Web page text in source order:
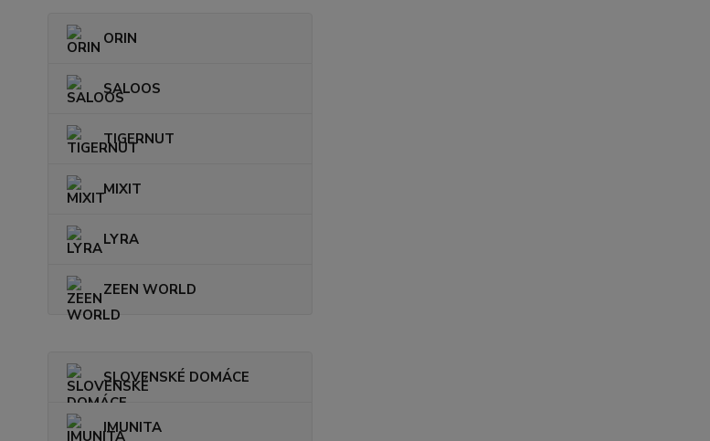
ORIN
SALOOS
TIGERNUT
MIXIT
LYRA
ZEEN WORLD
SLOVENSKÉ DOMÁCE
IMUNITA